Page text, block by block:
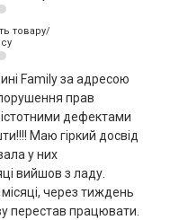
товару/
Family за адресою
прав
дефектами
Маю гіркий досвід
у них
вийшов з ладу.
через тиждень
перестав працювати.